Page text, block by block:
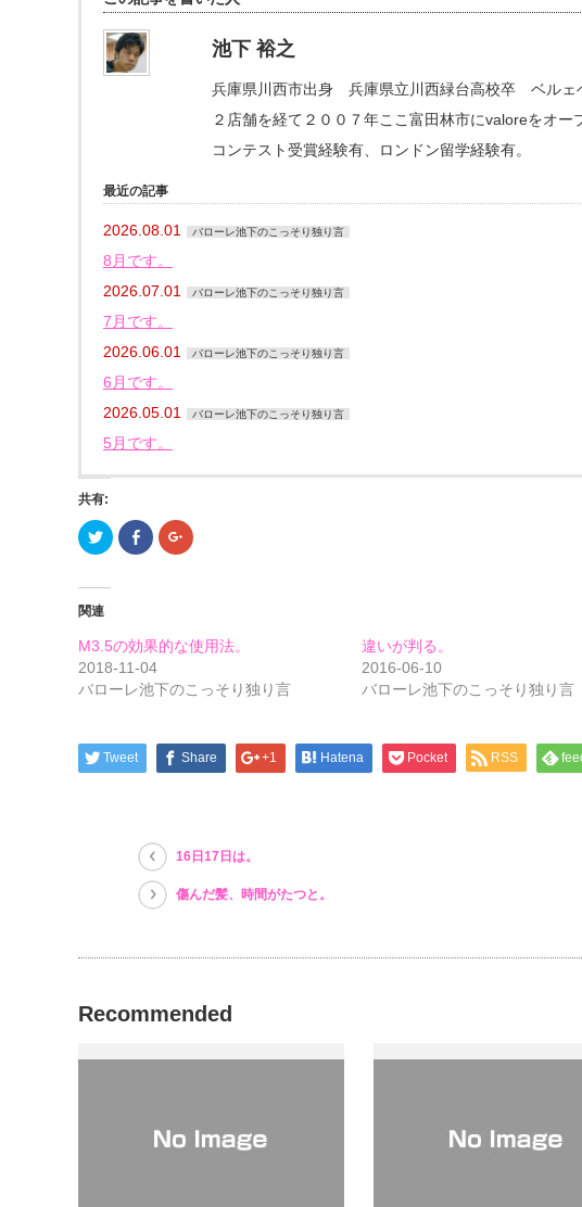
池下 裕之
兵庫県川西市出身 兵庫県立川西緑台高校卒 ベルェ
２店舗を経て２００７年ここ富田林市にvaloreをオー
コンテスト受賞経験有、ロンドン留学経験有。
最近の記事
2026.08.01 バローレ池下のこっそり独り言
8月です。
2026.07.01
バローレ池下のこっそり独り言
7月です。
2026.06.01
バローレ池下のこっそり独り言
6月です。
2026.05.01
バローレ池下のこっそり独り言
5月です。
共有:
ク
リ
し
共
有
(新
し
い
ド
ウ
で
Facebook
で
ク
リ
ッ
ク
し
さ
(新
ド
ウ
で
開
き
ま
ク
リ
共
有
い
ド
ウ
で
関連
M3.5の効果的な使用法。
2018-11-04
バローレ池下のこっそり独り言
違いが判る。
2016-06-10
バローレ池下のこっそり独り言
Tweet Share +1 Hatena Pocket RSS
16日17日は。
傷んだ髪、時間がたつと。
Recommended